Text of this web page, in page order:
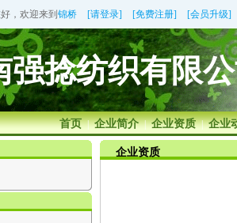
，欢迎来到 锦桥 [请登录] [免费注册] [会员升级]
强捻纺织有限
首页 | 企业简介 | 企业资质 | 企业
企业资质